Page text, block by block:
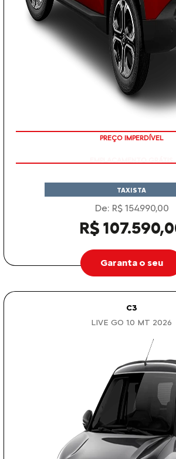
TAXISTA
De: R$ 154.990,00
R$
Garanta o seu
C3
LIVE GO 1.0 MT 2026